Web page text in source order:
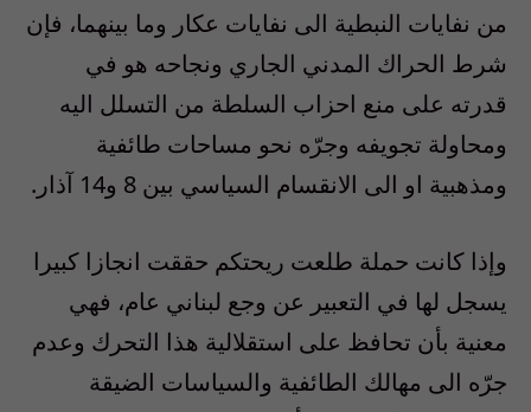
من نفايات النبطية الى نفايات عكار وما بينهما، فإن
شرط الحراك المدني الجاري ونجاحه هو في
قدرته على منع احزاب السلطة من التسلل اليه
ومحاولة تجويفه وجرّه نحو مساحات طائفية
ومذهبية او الى الانقسام السياسي بين 8 و14 آذار.
وإذا كانت حملة طلعت ريحتكم حققت انجازا كبيرا
يسجل لها في التعبير عن وجع لبناني عام، فهي
معنية بأن تحافظ على استقلالية هذا التحرك وعدم
جرّه الى مهالك الطائفية والسياسات الضيقة